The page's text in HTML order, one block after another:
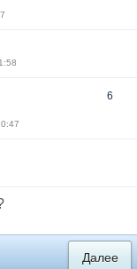
6
Далее